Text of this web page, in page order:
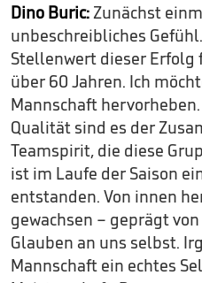
Dino Buric:Zunächst
unbeschreibliches
Stellenwert dieser Erfolg
über 60 Jahren. Ich
Mannschaft
Qualität sind es der
Teamspirit, die diese
ist im Laufe der Saison
entstanden. Von innen
gewachsen – geprägt
Glauben an uns selbst.
Mannschaft ein echtes